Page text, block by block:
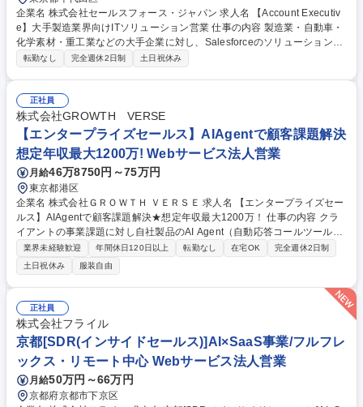
企業名 株式会社セールスフォース・ジャパン 求人名 【Account Executiv
e】大手製造業界向けITソリューション営業 仕事の内容 製造業・自動車・
化学素材・重工業などの大手企業に対し、Salesforceのソリューションを
活用した課題解決提案を行います。担当顧客の経営課題や事業課題を深く
ど企業の意思決定を担うキーパーソンが中心です。顧客の現状課題の解決
に留まらず、将来実現したい姿や事業変革の構想策定にも関わりながら、
中長期的なアカウント戦略を立案・推進していただきます。AI CRMやAg
entforceをはじめとするSalesforceの幅広いソリューションを活用し、顧
客のDX推進とビジネス成長の実現を支援頂きます。 募集職種 【Account
Executive】大手製造業界向けITソリューション営業
転勤なし 完全週休2日制 土日祝休み
正社員
株式会社GROWTH VERSE
【エンタープライズセールス】AIAgentで顧客課題解決
想定年収最大1200万! Webサービス法人営業
月給46万8750円～75万円
東京都港区
企業名 株式会社ＧＲＯＷＴＨ ＶＥＲＳＥ 求人名 【エンタープライズセー
ルス】AIAgentで顧客課題解決★想定年収最大1200万！ 仕事の内容 クラ
イアントの事業課題に対し自社製品のAI Agent（自動応答コールツール）
を活用した業務変革を提案します。単なるツール導入ではなく、顧客の業
務フローそのものを再定義し、ROIを可視化して提案頂きます ■多様な業
界（通販・金融・製造等）へのターゲット戦略立案・実行 ■大手SIer・コ
ンサル等と連携したパートナーセールスおよびAE業務 ■顧客ヒアリングに
基づいたAI導入工程の選定、導入後のROI可視化 ■現場フィードバックを
基にしたプロダクト・提案内容のアップデート ■月間数十件の商談管理
と、成約に向けたBANT情報の緻密なコントロール ～シリーズC調達済★
自社サービスを提供するAI Agentの優良企業です～ 募集職種 【エンター
プライズセールス】AIAgentで顧客課題解決★想定年収最大1200万！
業界未経験歓迎 年間休日120日以上 転勤なし 在宅OK
完全週休2日制
土日祝休み
服装自由
正社員
株式会社フライル
京都[SDR(インサイドセールス)]AI×SaaS事業/フルフレ
ックス・リモート中心 Webサービス法人営業
月給50万円～66万円
京都府京都市下京区